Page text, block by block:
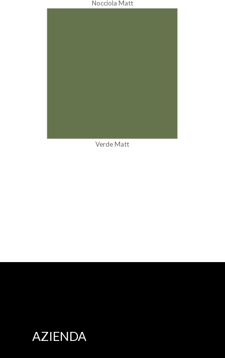
Nocciola Matt
Verde Matt
AZIENDA